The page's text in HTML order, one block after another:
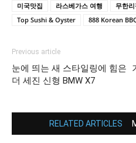
미국맛집
라스베가스 여행 무한리
Top Sushi & Oyster
888 Korean
Previous article
눈에 띄는 새 스타일링에 힘은
더 세진 신형 BMW X7
RELATED ARTICLES